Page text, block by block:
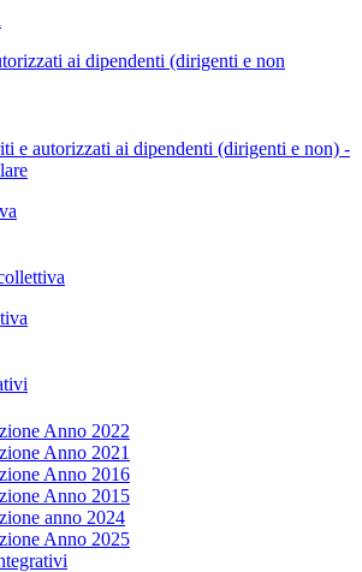
ai dipendenti (dirigenti e non
e autorizzati ai dipendenti (dirigenti e non) -
Anno 2022
Anno 2021
Anno 2016
Anno 2015
anno 2024
Anno 2025